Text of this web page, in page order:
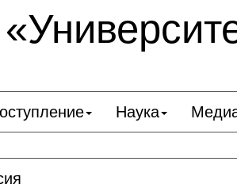
Наука